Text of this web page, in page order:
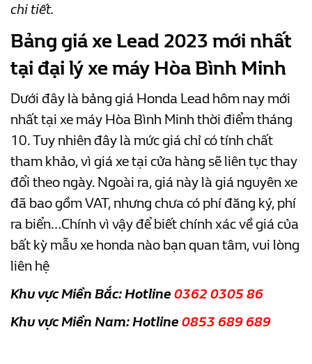
chi tiết.
Bảng giá xe Lead 2023 mới nhất
tại đại lý xe máy Hòa Bình Minh
Dưới đây là bảng giá Honda Lead hôm nay mới
nhất tại xe máy Hòa Bình Minh thời điểm tháng
10. Tuy nhiên đây là mức giá chỉ có tính chất
tham khảo, vì giá xe tại cửa hàng sẽ liên tục thay
đổi theo ngày. Ngoài ra, giá này là giá nguyên xe
đã bao gồm VAT, nhưng chưa có phí đăng ký, phí
ra biển…Chính vì vậy để biết chính xác về giá của
bất kỳ mẫu xe honda nào bạn quan tâm, vui lòng
liên hệ
Khu vực Miền Bắc: Hotline 0362 0305 86
Khu vực Miền Nam: Hotline 0853 689 689